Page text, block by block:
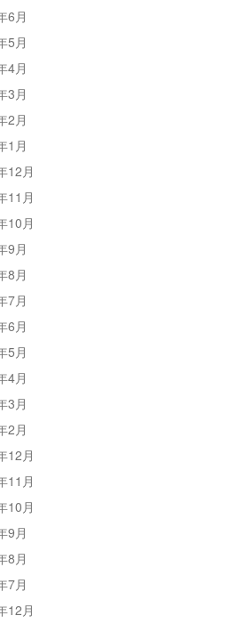
6月
5月
4月
3月
2月
1月
12月
11月
10月
9月
8月
7月
6月
5月
4月
3月
2月
12月
11月
10月
9月
8月
7月
12月